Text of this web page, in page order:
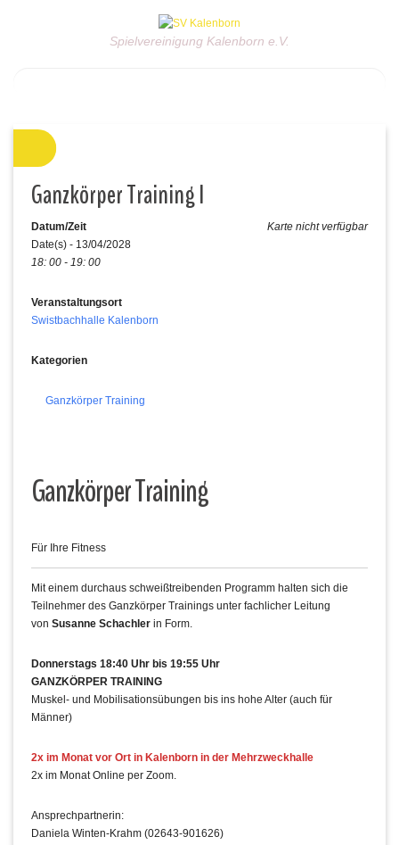
Spielvereinigung Kalenborn e.V.
Ganzkörper Training I
Karte nicht verfügbar
Datum/Zeit
Date(s) - 13/04/2028
18: 00 - 19: 00
Veranstaltungsort
Swistbachhalle Kalenborn
Kategorien
Ganzkörper Training
Ganzkörper Training
Für Ihre Fitness
Mit einem durchaus schweißtreibenden Programm halten sich die
Teilnehmer des Ganzkörper Trainings unter fachlicher Leitung
von Susanne Schachler in Form.
Donnerstags 18:40 Uhr bis 19:55 Uhr
GANZKÖRPER TRAINING
Muskel- und Mobilisationsübungen bis ins hohe Alter (auch für
Männer)
2x im Monat vor Ort in Kalenborn in der Mehrzweckhalle
2x im Monat Online per Zoom.
Ansprechpartnerin:
Daniela Winten-Krahm (02643-901626)